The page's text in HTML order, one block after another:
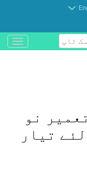
ٹاپ
باز
و
نو
تيار